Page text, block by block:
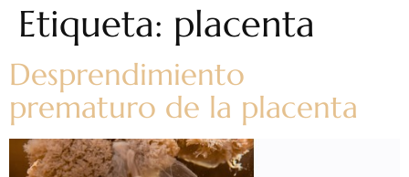
Etiqueta: placenta
Desprendimiento
prematuro de la placenta